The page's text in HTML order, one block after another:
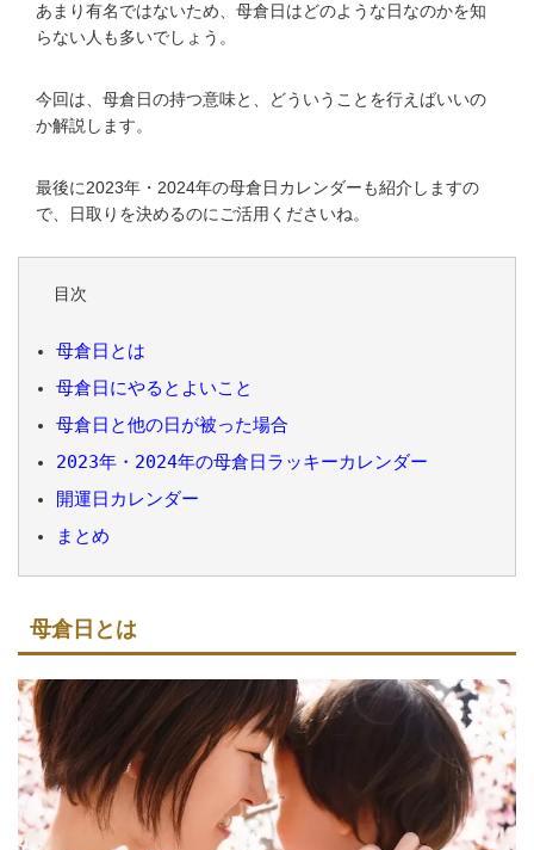
あまり有名ではないため、母倉日はどのような日なのかを知
らない人も多いでしょう。
今回は、母倉日の持つ意味と、どういうことを行えばいいの
か解説します。
最後に2023年・2024年の母倉日カレンダーも紹介しますの
で、日取りを決めるのにご活用くださいね。
目次
母倉日とは
母倉日にやるとよいこと
母倉日と他の日が被った場合
2023年・2024年の母倉日ラッキーカレンダー
開運日カレンダー
まとめ
母倉日とは